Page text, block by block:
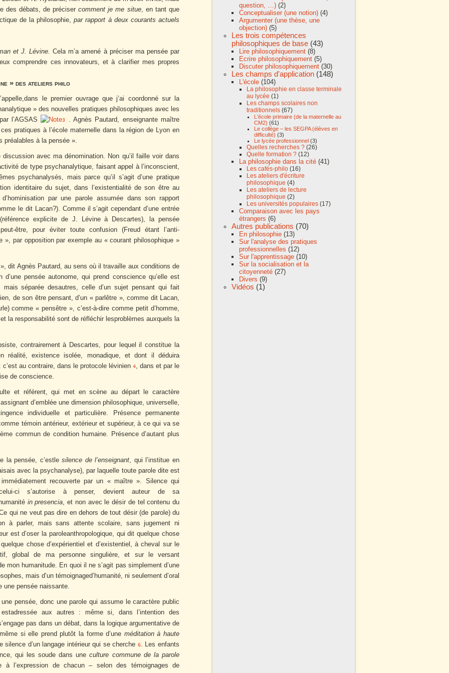
des débats, de précisercomment je me situe, en tant que
de la philosophie,par rapport à deux courants actuels
et J. Lévine. Cela m’a amené à préciser ma pensée par
comprendre ces innovateurs, et à clarifier mes propres
» des ateliers philo
le premier ouvrage que j’ai coordonné sur la
» des nouvelles pratiques philosophiques avec les
l’AGSAS
3
. Agnès Pautard, enseignante maître
pratiques à l’école maternelle dans la région de Lyon en
préalables à la pensée ».
avec ma dénomination. Non qu’il faille voir dans
de type psychanalytique, faisant appel à l’inconscient,
psychanalysés, mais parce qu’il s’agit d’une pratique
identitaire du sujet, dans l’existentialité de son être au
par une parole assumée dans son rapport
le dit Lacan?). Comme il s’agit cependant d’une entrée
explicite de J. Lévine à Descartes), la pensée
être, pour éviter toute confusion (Freud étant l’anti-
», par opposition par exemple au « courant philosophique »
dit Agnès Pautard, au sens où il travaille aux conditions de
pensée autonome, qui prend conscience qu’elle est
séparée desautres, celle d’un sujet pensant qui fait
de son être pensant, d’un « parlêtre », comme dit Lacan,
comme « pensêtre », c’est-à-dire comme petit d’homme,
la responsabilité sont de réfléchir lesproblèmes auxquels la
contrairement à Descartes, pour lequel il constitue la
réalité, existence isolée, monadique, et dont il déduira
c’est au contraire, dans le protocole lévinien 4, dans et par le
de conscience.
et référent, qui met en scène au départ le caractère
d’emblée une dimension philosophique, universelle,
individuelle et particulière. Présence permanente
témoin antérieur, extérieur et supérieur, à ce qui va se
commun de condition humaine. Présence d’autant plus
la pensée, c’estlesilence de l’enseignant, qui l’institue en
avec la psychanalyse), par laquelle toute parole dite est
recouverte par un « maître ». Silence qui
ci s’autorise à penser, devient auteur de sa
in presencia, et non avec le désir de tel contenu du
qui ne veut pas dire en dehors de tout désir (de parole) du
à parler, mais sans attente scolaire, sans jugement ni
est d’oser la paroleanthropologique, qui dit quelque chose
chose d’expérientiel et d’existentiel, à cheval sur le
global de ma personne singulière, et sur le versant
mon humanitude. En quoi il ne s’agit pas simplement d’une
mais d’un témoignaged’humanité, ni seulement d’oral
une pensée naissante.
une pensée, donc une parole qui assume le caractère public
aux autres : même si, dans l’intention des
pas dans un débat, dans la logique argumentative de
si elle prend plutôt la forme d’une méditation à haute
d’un langage intérieur qui se cherche 6. Les enfants
qui les soude dans uneculture commune de la parole
à l’expression de chacun – selon des témoignages de
question, …) (2)
Conceptualiser (une notion) (4)
Argumenter (une thèse, une
objection) (5)
Les trois compétences
philosophiques de base (43)
Lire philosophiquement (8)
Ecrire philosophiquement (5)
Discuter philosophiquement (30)
Les champs d'application (148)
L'école (104)
La philosophie en classe terminale
au lycée (1)
Les champs scolaires non
traditionnels (67)
L'école primaire (de la maternelle au
CM2) (61)
Le collège – les SEGPA (élèves en
difficulté) (3)
Le lycée professionnel (3)
Quelles recherches ? (26)
Quelle formation ? (12)
La philosophie dans la cité (41)
Les cafés-philo (16)
Les ateliers d'écriture
philosophique (4)
Les ateliers de lecture
philosophique (2)
Les universités populaires (17)
Comparaison avec les pays
étrangers (6)
Autres publications (70)
En philosophie (13)
Sur l'analyse des pratiques
professionnelles (12)
Sur l'apprentissage (10)
Sur la socialisation et la
citoyenneté (27)
Divers (9)
Vidéos (1)